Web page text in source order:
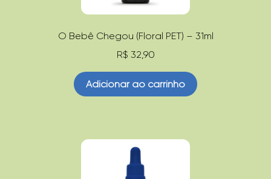
O Bebê Chegou (Floral PET) – 31ml
R$ 32,90
Adicionar ao carrinho